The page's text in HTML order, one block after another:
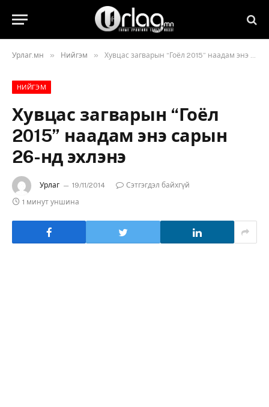
Урлаг.мн » Нийгэм » Хувцас загварын “Гоёл 2015” наадам энэ сарын 26-нд эхлэнэ
НИЙГЭМ
Хувцас загварын “Гоёл
2015” наадам энэ сарын
26-нд эхлэнэ
Урлаг 19/11/2014
Сэтгэгдэл байхгүй
1 минут уншина